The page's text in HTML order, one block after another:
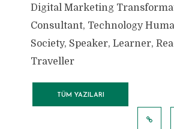
Digital Marketing
Consultant, Technology
Society, Speaker, Learner,
Traveller
TÜM YAZILARI